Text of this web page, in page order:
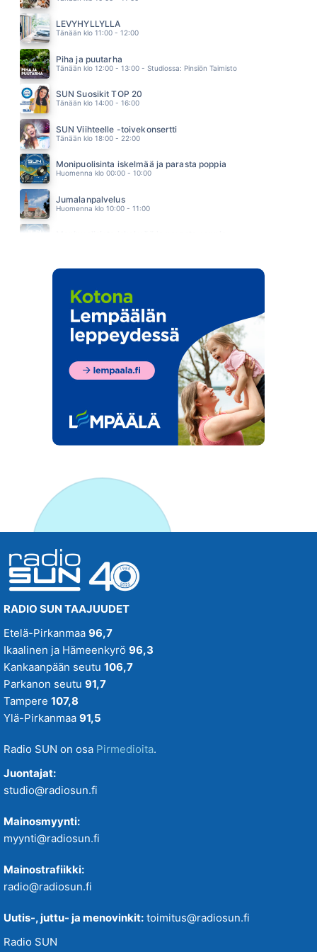
RONAN KEATING
21.44
OLLI HALONEN
21.41
LEVYHYLLYLLÄ
Tänään klo 11:00 - 12:00
Piha ja puutarha
Tänään klo 12:00 - 13:00 - Studiossa: Pinsiön Taimisto
SUN Suosikit TOP 20
Tänään klo 14:00 - 16:00
SUN Viihteelle -toivekonsertti
Tänään klo 18:00 - 22:00
Monipuolisinta iskelmää ja parasta poppia
Huomenna klo 00:00 - 10:00
Jumalanpalvelus
Huomenna klo 10:00 - 11:00
RADIO SUN TAAJUUDET
Etelä-Pirkanmaa 96,7
Ikaalinen ja Hämeenkyrö 96,3
Kankaanpään seutu 106,7
Parkanon seutu 91,7
Tampere 107,8
Ylä-Pirkanmaa 91,5
Radio SUN on osa Pirmedioita.
Juontajat:
studio@radiosun.fi
Mainosmyynti:
myynti@radiosun.fi
Mainostrafiikki:
radio@radiosun.fi
Uutis-, juttu- ja menovinkit: toimitus@radiosun.fi
Radio SUN